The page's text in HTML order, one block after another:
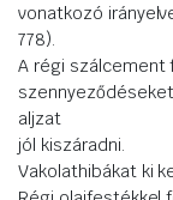
vonatkozó
778).
A régi szálcement
aljzat
jól kiszáradni.
Vakolathibákat ki